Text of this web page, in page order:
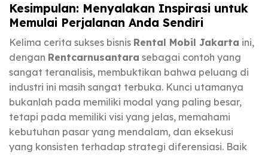
Kesimpulan: Menyalakan Inspirasi untuk
Memulai Perjalanan Anda Sendiri
Kelima cerita sukses bisnis Rental Mobil Jakarta ini,
dengan Rentcarnusantara sebagai contoh yang
sangat teranalisis, membuktikan bahwa peluang di
industri ini masih sangat terbuka. Kunci utamanya
bukanlah pada memiliki modal yang paling besar,
tetapi pada memiliki visi yang jelas, memahami
kebutuhan pasar yang mendalam, dan eksekusi
yang konsisten terhadap strategi diferensiasi. Baik